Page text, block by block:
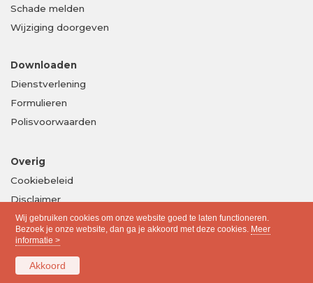
Wij gebruiken cookies om onze website goed te laten functioneren.
Bezoek je onze website, dan ga je akkoord met deze cookies. Meer
informatie >
Akkoord
Schade melden
Wijziging doorgeven
Downloaden
Dienstverlening
Formulieren
Polisvoorwaarden
Overig
Cookiebeleid
Disclaimer
Privacy